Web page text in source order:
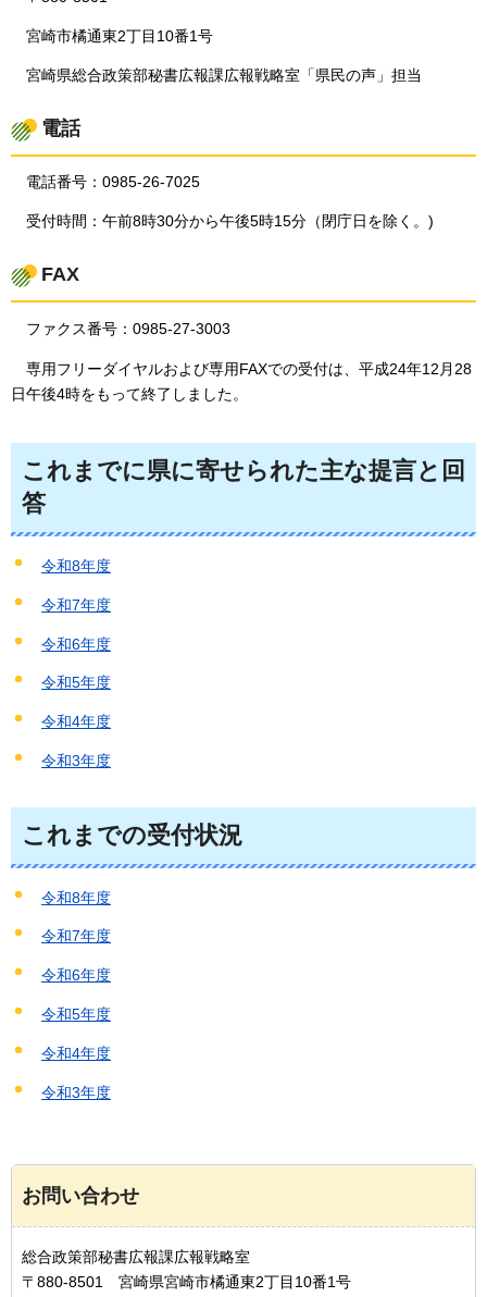
宮崎市橘通東2丁目10番1号
宮崎県総合政策部秘書広報課広報戦略室「県民の声」担当
電話
電話番号：0985-26-7025
受付時間：午前8時30分から午後5時15分（閉庁日を除く。)
FAX
ファクス番号：0985-27-3003
専用フリーダイヤルおよび専用FAXでの受付は、平成24年12月28
日午後4時をもって終了しました。
これまでに県に寄せられた主な提言と回
答
令和8年度
令和7年度
令和6年度
令和5年度
令和4年度
令和3年度
これまでの受付状況
令和8年度
令和7年度
令和6年度
令和5年度
令和4年度
令和3年度
お問い合わせ
総合政策部秘書広報課広報戦略室
〒880-8501 宮崎県宮崎市橘通東2丁目10番1号